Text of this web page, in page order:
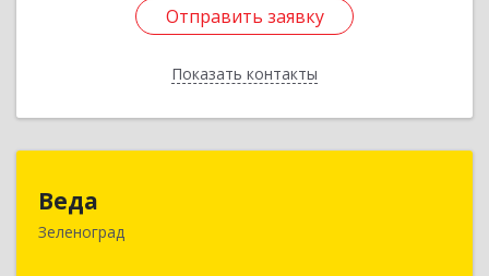
Отправить заявку
Показать контакты
Отправить заявку
Назад
Веда
Зеленоград
124683, Москва г, Зеленоград г, корпус 1504,